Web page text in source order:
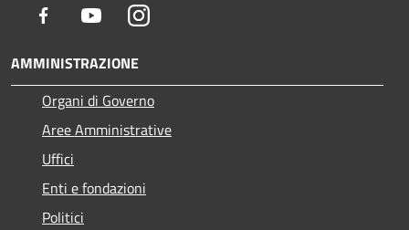
Facebook YoutubeInstagram
AMMINISTRAZIONE
Organi di Governo
Aree Amministrative
Uffici
Enti e fondazioni
Politici